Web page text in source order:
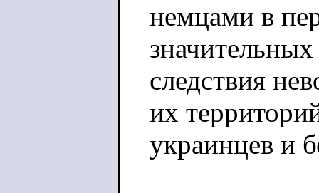
немцами в
следствия
их
украинцев и